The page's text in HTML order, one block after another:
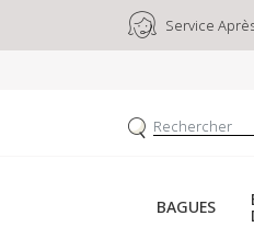
Service
BAGUES